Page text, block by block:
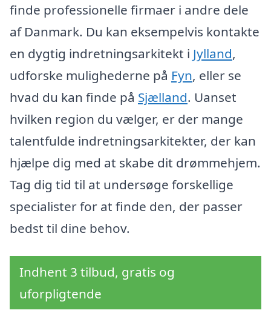
finde professionelle firmaer i andre dele
af Danmark. Du kan eksempelvis kontakte
en dygtig indretningsarkitekt i Jylland,
udforske mulighederne på Fyn, eller se
hvad du kan finde på Sjælland. Uanset
hvilken region du vælger, er der mange
talentfulde indretningsarkitekter, der kan
hjælpe dig med at skabe dit drømmehjem.
Tag dig tid til at undersøge forskellige
specialister for at finde den, der passer
bedst til dine behov.
Indhent 3 tilbud, gratis og
uforpligtende